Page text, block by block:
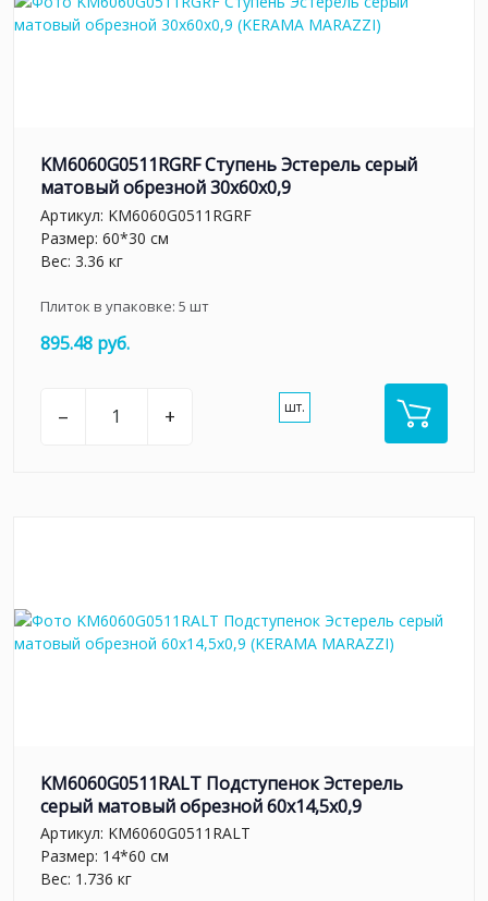
KM6060G0511RGRF Ступень Эстерель серый
матовый обрезной 30x60x0,9
Артикул: KM6060G0511RGRF
Размер: 60*30 см
Вес: 3.36 кг
Плиток в упаковке: 5 шт
895.48 руб.
– + шт.
KM6060G0511RALT Подступенок Эстерель
серый матовый обрезной 60x14,5x0,9
Артикул: KM6060G0511RALT
Размер: 14*60 см
Вес: 1.736 кг